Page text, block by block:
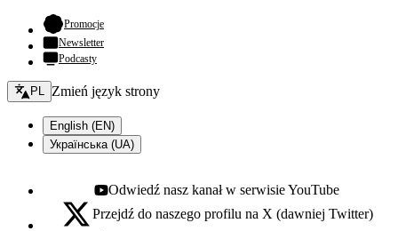
Promocje- otwiera się w nowej karcie
Newsletter
Podcasty
Zmień język - bieżący:
PL Zmień język strony
English (EN)
Українська (UA)
Youtube - otwiera się w nowej karcie
Odwiedź nasz kanał w serwisie YouTube
X - otwiera się w nowej karcie
Przejdź do naszego profilu na X (dawniej Twitter)